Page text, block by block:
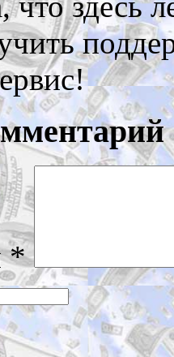
*